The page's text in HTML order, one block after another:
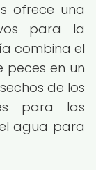
ofrece una
para la
combina el
en un
de los
para las
agua para